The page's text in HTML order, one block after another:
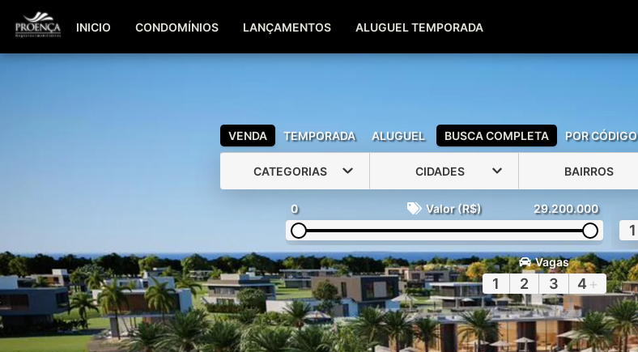
(51) 99600-0039
INICIO CONDOMÍNIOS LANÇAMENTOS ALUGUEL TEMPORADA
VENDA TEMPORADA ALUGUEL BUSCA COMPLETA POR CÓDIGO
CATEGORIAS CIDADES BAIRROS
0 Valor (R$) 29.200.000
1
Vagas
1 2 3 4 +